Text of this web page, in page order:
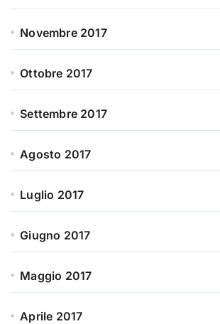
Novembre 2017
Ottobre 2017
Settembre 2017
Agosto 2017
Luglio 2017
Giugno 2017
Maggio 2017
Aprile 2017